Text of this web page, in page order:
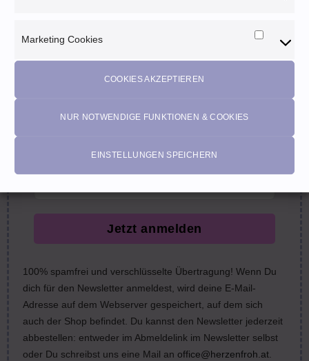
Marketing Cookies
Cookies
COOKIES AKZEPTIEREN
NUR NOTWENDIGE FUNKTIONEN & COOKIES
EINSTELLUNGEN SPEICHERN
Jetzt anmelden
100% spamfrei und verschlüsselte Übertragung! Wenn Du
dich für den Newsletter anmeldest, wird deine E-Mail-
Adresse auf dem Webserver gespeichert, auf dem sich
auch der Shop befindet. Du kannst den Newsletter jederzeit
abbestellen: entweder im Abmeldelink im Newsletter selbst
oder Du schreibst uns eine Mail an office@herzenfroh.at